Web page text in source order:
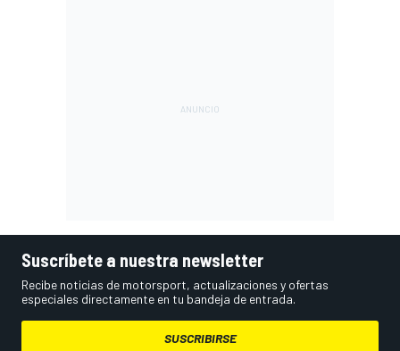
Suscríbete a nuestra newsletter
Recibe noticias de motorsport, actualizaciones y ofertas
especiales directamente en tu bandeja de entrada.
SUSCRIBIRSE